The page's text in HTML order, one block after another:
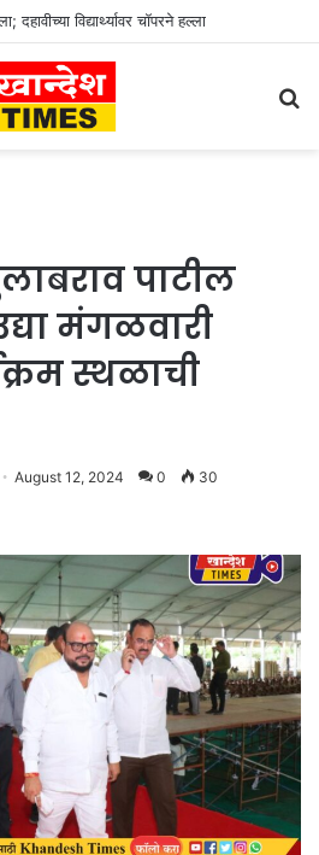
दहावीच्या विद्यार्थ्यावर चॉपरने हल्ला
पाटील
मंगळवारी
स्थळाची
August 12, 2024 0 30